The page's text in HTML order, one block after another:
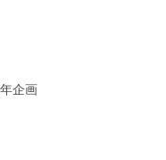
企画